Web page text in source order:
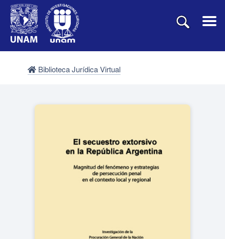
Biblioteca Jurídica Virtual